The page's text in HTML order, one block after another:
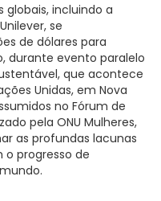
globais, incluindo a
se
de dólares para
durante evento paralelo
que acontece
Unidas, em Nova
no Fórum de
pela ONU Mulheres,
as profundas lacunas
progresso de